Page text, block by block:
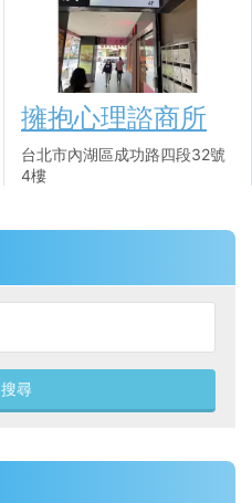
擁抱心理諮商所
台北市內湖區成功路四段32號
4樓
搜尋